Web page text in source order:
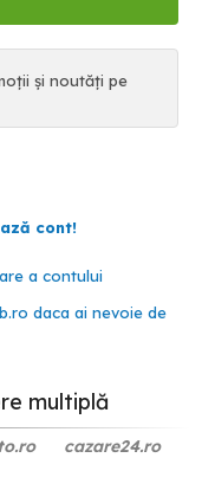
și noutăți pe
cont!
a contului
daca ai nevoie de
multiplă
cazare24.ro